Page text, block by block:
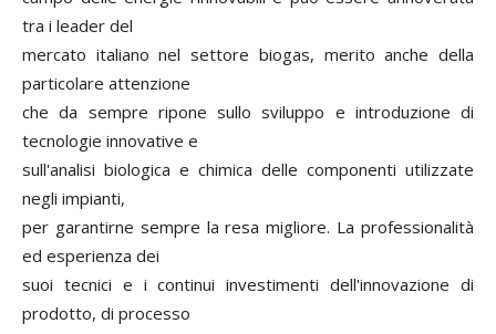
tra i leader del
mercato italiano nel settore biogas, merito anche della
particolare attenzione
che da sempre ripone sullo sviluppo e introduzione di
tecnologie innovative e
sull'analisi biologica e chimica delle componenti utilizzate
negli impianti,
per garantirne sempre la resa migliore. La professionalità
ed esperienza dei
suoi tecnici e i continui investimenti dell'innovazione di
prodotto, di processo